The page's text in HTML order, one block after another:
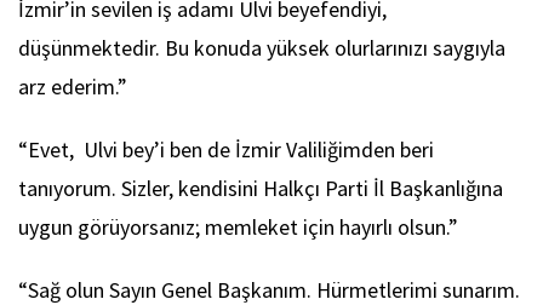
İzmir’in sevilen iş adamı Ulvi beyefendiyi,
düşünmektedir. Bu konuda yüksek olurlarınızı saygıyla
arz ederim.”
“Evet, Ulvi bey’i ben de İzmir Valiliğimden beri
tanıyorum. Sizler, kendisini Halkçı Parti İl Başkanlığına
uygun görüyorsanız; memleket için hayırlı olsun.”
“Sağ olun Sayın Genel Başkanım. Hürmetlerimi sunarım.